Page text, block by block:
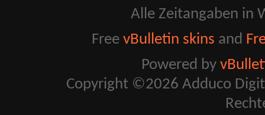
Alle Zeitangaben in
Free vBulletin skins and
Powered by
Copyright ©2026 Adduco